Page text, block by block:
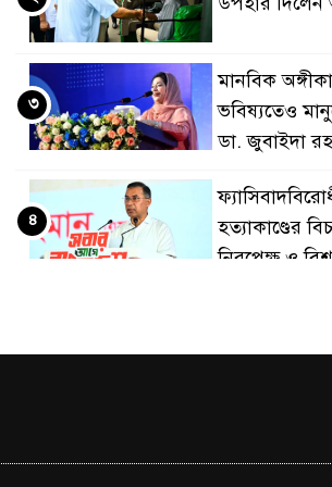
মূর্তমান প্রতীক বেগম খালেদা জিয়া : তথ্যমন্ত্রী
মানবিক
ভবিষ্যতেও
ডা. জুবাইদা
৩
হত্যাকাণ্ডের
নিরপেক্ষ ও
৪
জনগণ পরিবর্তন